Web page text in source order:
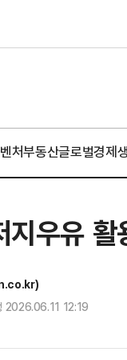
처부동산글로벌경제
지우유
2026.06.11 12:19